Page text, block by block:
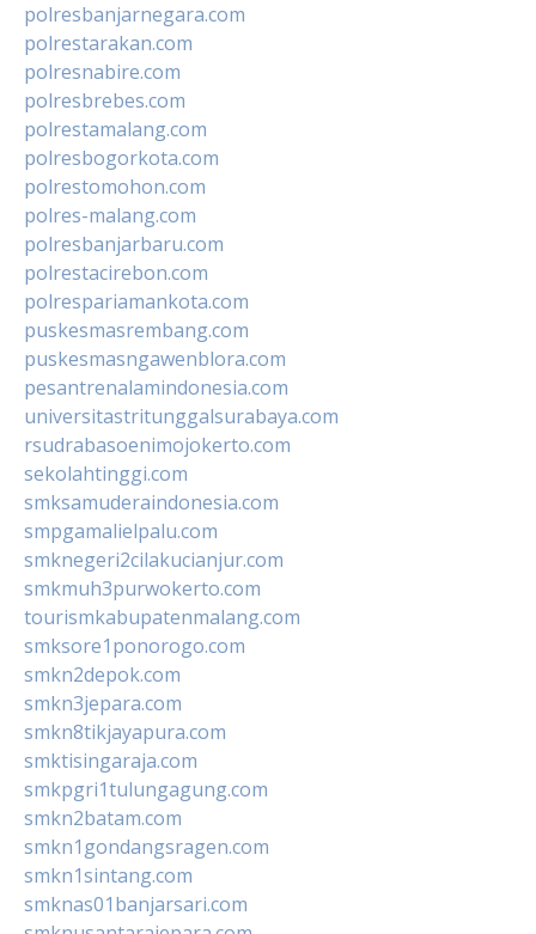
polresbanjarnegara.com
polrestarakan.com
polresnabire.com
polresbrebes.com
polrestamalang.com
polresbogorkota.com
polrestomohon.com
polres-malang.com
polresbanjarbaru.com
polrestacirebon.com
polrespariamankota.com
puskesmasrembang.com
puskesmasngawenblora.com
pesantrenalamindonesia.com
universitastritunggalsurabaya.com
rsudrabasoenimojokerto.com
sekolahtinggi.com
smksamuderaindonesia.com
smpgamalielpalu.com
smknegeri2cilakucianjur.com
smkmuh3purwokerto.com
tourismkabupatenmalang.com
smksore1ponorogo.com
smkn2depok.com
smkn3jepara.com
smkn8tikjayapura.com
smktisingaraja.com
smkpgri1tulungagung.com
smkn2batam.com
smkn1gondangsragen.com
smkn1sintang.com
smknas01banjarsari.com